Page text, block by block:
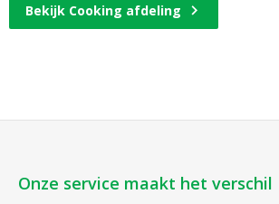
Bekijk Cooking afdeling
Onze service maakt het verschil